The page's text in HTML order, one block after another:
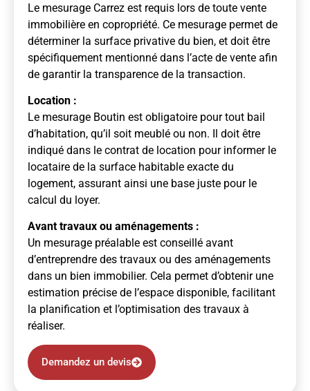
Le mesurage Carrez est requis lors de toute vente
immobilière en copropriété. Ce mesurage permet de
déterminer la surface privative du bien, et doit être
spécifiquement mentionné dans l’acte de vente afin
de garantir la transparence de la transaction.
Location :
Le mesurage Boutin est obligatoire pour tout bail
d’habitation, qu’il soit meublé ou non. Il doit être
indiqué dans le contrat de location pour informer le
locataire de la surface habitable exacte du
logement, assurant ainsi une base juste pour le
calcul du loyer.
Avant travaux ou aménagements :
Un mesurage préalable est conseillé avant
d’entreprendre des travaux ou des aménagements
dans un bien immobilier. Cela permet d’obtenir une
estimation précise de l’espace disponible, facilitant
la planification et l’optimisation des travaux à
réaliser.
Demandez un devis